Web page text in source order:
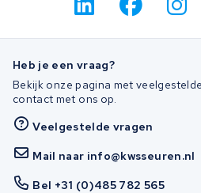
Heb je een vraag?
Bekijk onze pagina met
contact met ons op.
Veelgestelde vragen
Mail naar info@kwsseuren.nl
Bel +31 (0)485 782 565